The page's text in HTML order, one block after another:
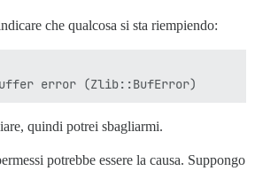
che qualcosa si sta riempiendo:
quindi potrei sbagliarmi.
potrebbe essere la causa. Suppongo